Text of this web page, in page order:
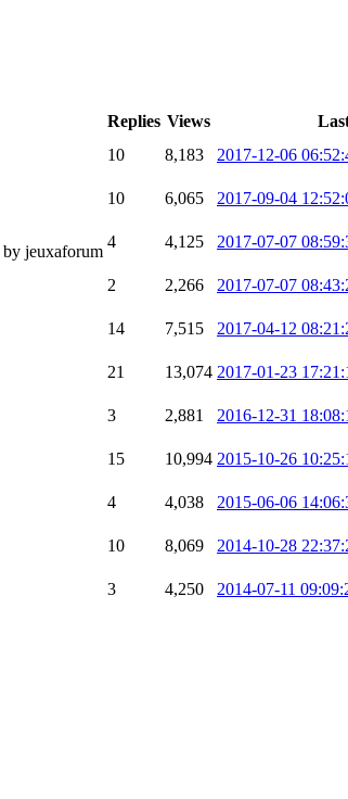
Replies Views
10 8,183 2017-12-06
10 6,065 2017-09-04
by jeuxaforum
4 4,125 2017-07-07
2 2,266 2017-07-07
14 7,515 2017-04-12
21 13,074 2017-01-23
3 2,881 2016-12-31
15 10,994 2015-10-26
4 4,038 2015-06-06
10 8,069 2014-10-28
3 4,250 2014-07-11